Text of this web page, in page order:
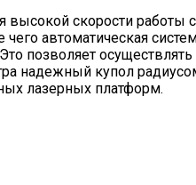
высокой скорости работы
автоматическая
позволяет
надежный купол
лазерных платформ.